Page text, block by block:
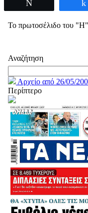
Το πρωτοσέλιδο του "Η"
Αναζήτηση
Αρχείο από 26/05/
Περίπτερο